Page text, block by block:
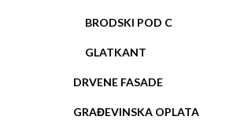
BRODSKI POD C
GLATKANT
DRVENE FASADE
GRAĐEVINSKA OPLATA